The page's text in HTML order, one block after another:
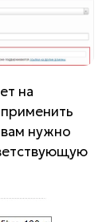
на
вам нужно